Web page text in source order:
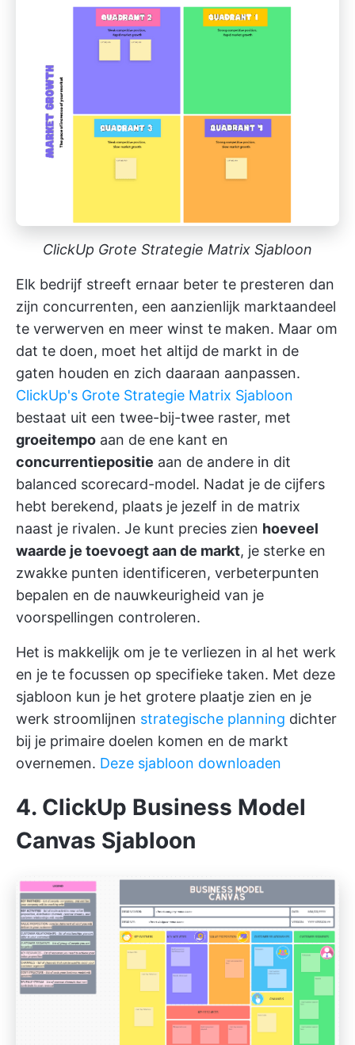
ClickUp Grote Strategie Matrix Sjabloon
Elk bedrijf streeft ernaar beter te presteren dan
zijn concurrenten, een aanzienlijk marktaandeel
te verwerven en meer winst te maken. Maar om
dat te doen, moet het altijd de markt in de
gaten houden en zich daaraan aanpassen.
ClickUp's Grote Strategie Matrix Sjabloon
bestaat uit een twee-bij-twee raster, met
groeitempo aan de ene kant en
concurrentiepositie aan de andere in dit
balanced scorecard-model. Nadat je de cijfers
hebt berekend, plaats je jezelf in de matrix
naast je rivalen. Je kunt precies zien hoeveel
waarde je toevoegt aan de markt, je sterke en
zwakke punten identificeren, verbeterpunten
bepalen en de nauwkeurigheid van je
voorspellingen controleren.
Het is makkelijk om je te verliezen in al het werk
en je te focussen op specifieke taken. Met deze
sjabloon kun je het grotere plaatje zien en je
werk stroomlijnen strategische planning dichter
bij je primaire doelen komen en de markt
overnemen. Deze sjabloon downloaden
4. ClickUp Business Model
Canvas Sjabloon